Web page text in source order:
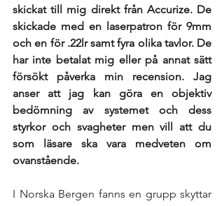
skickat till mig direkt från Accurize. De
skickade med en laserpatron för 9mm
och en för .22lr samt fyra olika tavlor. De
har inte betalat mig eller på annat sätt
försökt påverka min recension. Jag
anser att jag kan göra en objektiv
bedömning av systemet och dess
styrkor och svagheter men vill att du
som läsare ska vara medveten om
ovanstående.
I Norska Bergen fanns en grupp skyttar